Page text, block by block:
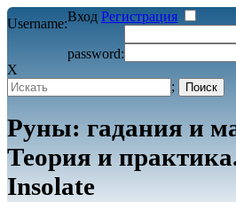
Вход Регистрация
Username:
password:
X
;
Руны: гадания и
Теория и
Insolate